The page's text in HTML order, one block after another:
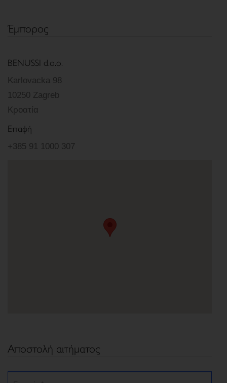
Έμπορος
BENUSSI d.o.o.
Karlovacka 98
10250 Zagreb
Κροατία
Επαφή
+385 91 1000 307
Αποστολή αιτήματος